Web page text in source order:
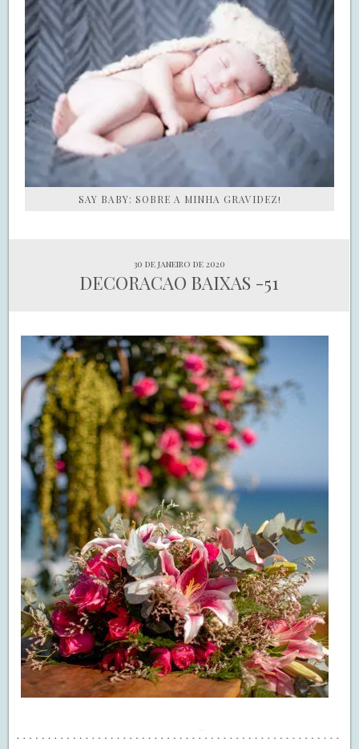
SAY BABY: SOBRE A MINHA GRAVIDEZ!
30 de janeiro de 2020
DECORACAO BAIXAS -51